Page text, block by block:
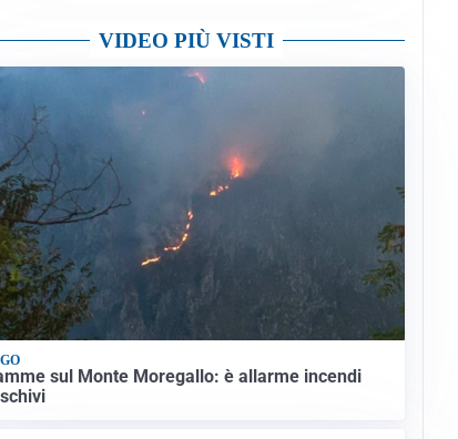
VIDEO PIÙ VISTI
sul Monte Moregallo: è allarme incendi